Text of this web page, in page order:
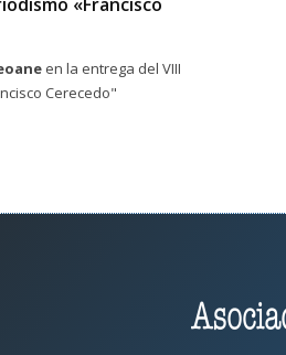
en la entrega del VIII
Cerecedo"